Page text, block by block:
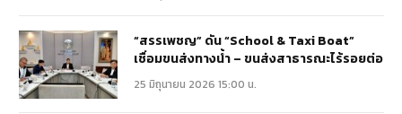
“สรรเพชญ” ดัน “School & Taxi Boat”
เชื่อมขนส่งทางน้ำ – ขนส่งสาธารณะไร้รอยต่อ
25 มิถุนายน 2026 15:00 น.